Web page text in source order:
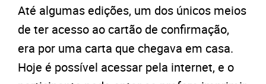
Até algumas edições, um dos únicos meios
de ter acesso ao cartão de confirmação,
era por uma carta que chegava em casa.
Hoje é possível acessar pela internet, e o